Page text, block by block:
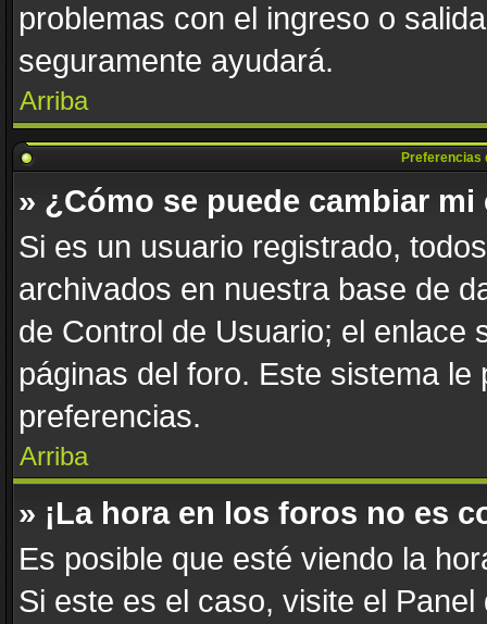
problemas con el ingreso o
seguramente ayudará.
Arriba
Preferencias
» ¿Cómo se puede cambiar
Si es un usuario registrado,
archivados en nuestra base de
de Control de Usuario; el enlace
páginas del foro. Este sistema
preferencias.
Arriba
» ¡La hora en los foros no es
Es posible que esté viendo la
Si este es el caso, visite el